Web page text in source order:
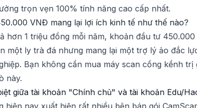
trọn vẹn 100% tính năng cao cấp nhất.
VNĐ mang lại lợi ích kinh tế như thế nào?
hơn 1 triệu đồng mỗi năm, khoản đầu tư
một ly trà đá nhưng mang lại một trợ lý ảo đắc
Bạn không cần mua máy scan cồng kềnh
này.
giữa tài khoản "Chính chủ" và tài khoản Edu/
hiện nay xuất hiện rất nhiều bên bán gói